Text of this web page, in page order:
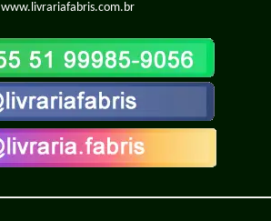
www.livrariafabris.com.br